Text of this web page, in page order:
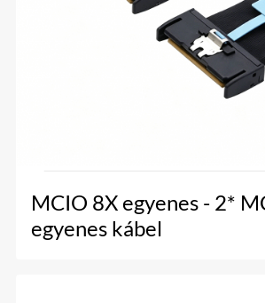
MCIO 8X egyenes - 2*
egyenes kábel